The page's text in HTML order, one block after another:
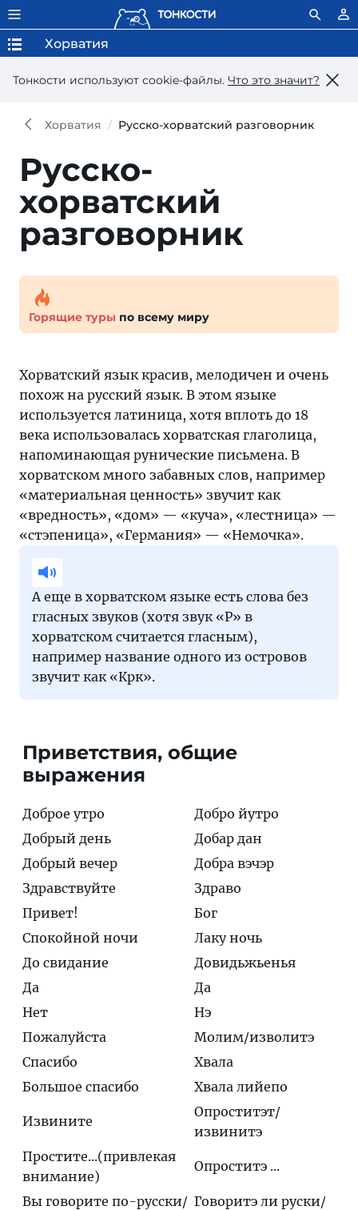
Тонкости используют сookie-файлы. Что это значит?
Хорватия
Хорватия Русско-хорватский разговорник
Русско-
хорватский
разговорник
Горящие туры по всему миру
Хорватский язык красив, мелодичен и очень
похож на русский язык. В этом языке
используется латиница, хотя вплоть до 18
века использовалась хорватская глаголица,
напоминающая рунические письмена. В
хорватском много забавных слов, например
«материальная ценность» звучит как
«вредность», «дом» — «куча», «лестница» —
«стэпеница», «Германия» — «Немочка».
А еще в хорватском языке есть слова без
гласных звуков (хотя звук «Р» в
хорватском считается гласным),
например название одного из островов
звучит как «Крк».
Приветствия, общие
выражения
Доброе утро
Добро йутро
Добрый день
Добар дан
Добрый вечер
Добра вэчэр
Здравствуйте
Здраво
Привет!
Бог
Спокойной ночи
Лаку ночь
До свидание
Довидьжьенья
Да
Да
Нет
Нэ
Пожалуйста
Молим/изволитэ
Спасибо
Хвала
Большое спасибо
Хвала лийепо
Извините
Опроститэт/
извинитэ
Простите...(привлекая
внимание)
Опроститэ ...
Вы говорите по-русски/ Говоритэ ли руски/